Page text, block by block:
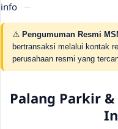
info
⚠️ Pengumuman Resmi
bertransaksi melalui kontak
perusahaan resmi yang
Palang Parkir